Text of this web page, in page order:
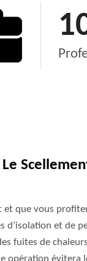
que vous
et de
fuites de
opération évitera